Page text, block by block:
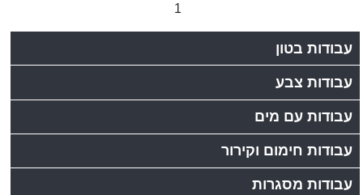
1
עבודות בטון
עבודות צבע
עבודות עם מים
עבודות חימום וקירור
עבודות מסגרות